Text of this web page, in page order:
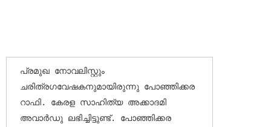
പ്രമുഖ നോവലിസ്റ്റും
ചരിത്രഗവേഷകനുമായിരുന്നു പോഞ്ഞിക്കര
റാഫി. കേരള സാഹിത്യ അക്കാദമി
അവാര്‍ഡു ലഭിച്ചിട്ടുണ്ട്. പോഞ്ഞിക്കര